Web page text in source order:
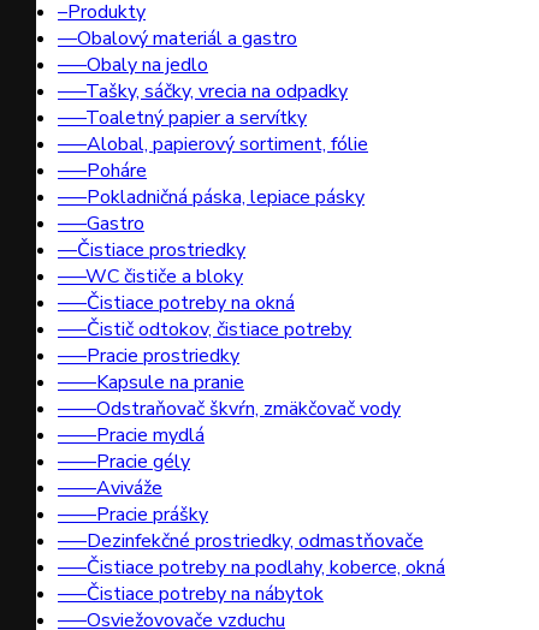
–Produkty
––Obalový materiál a gastro
–––Obaly na jedlo
–––Tašky, sáčky, vrecia na odpadky
–––Toaletný papier a servítky
–––Alobal, papierový sortiment, fólie
–––Poháre
–––Pokladničná páska, lepiace pásky
–––Gastro
––Čistiace prostriedky
–––WC čističe a bloky
–––Čistiace potreby na okná
–––Čistič odtokov, čistiace potreby
–––Pracie prostriedky
––––Kapsule na pranie
––––Odstraňovač škvŕn, zmäkčovač vody
––––Pracie mydlá
––––Pracie gély
––––Aviváže
––––Pracie prášky
–––Dezinfekčné prostriedky, odmastňovače
–––Čistiace potreby na podlahy, koberce, okná
–––Čistiace potreby na nábytok
–––Osviežovovače vzduchu